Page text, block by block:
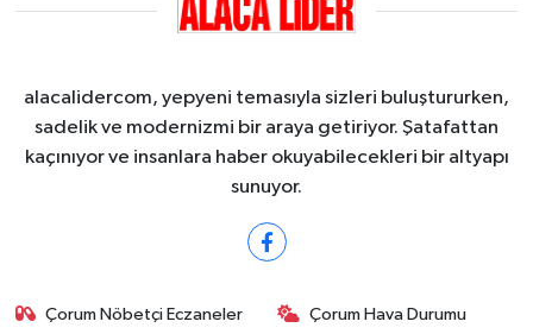
alacalidercom, yepyeni temasıyla sizleri buluştururken,
sadelik ve modernizmi bir araya getiriyor. Şatafattan
kaçınıyor ve insanlara haber okuyabilecekleri bir altyapı
sunuyor.
Çorum Nöbetçi Eczaneler Çorum Hava Durumu